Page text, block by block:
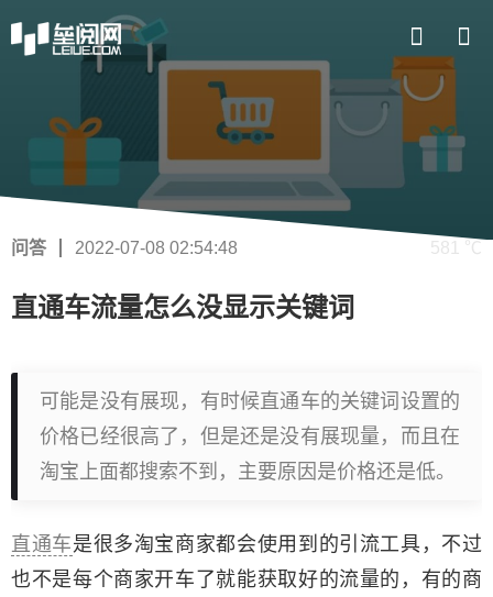
问答 2022-07-08 02:54:48 581 ℃
直通车流量怎么没显示关键词
可能是没有展现，有时候直通车的关键词设置的
价格已经很高了，但是还是没有展现量，而且在
淘宝上面都搜索不到，主要原因是价格还是低。
直通车是很多淘宝商家都会使用到的引流工具，不过
也不是每个商家开车了就能获取好的流量的，有的商